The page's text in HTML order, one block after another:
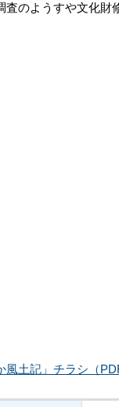
査のようすや文化財
風土記」チラシ（